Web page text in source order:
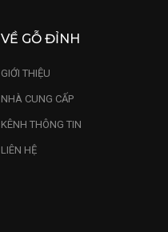
VỀ GỖ ĐỈNH
GIỚI THIỆU
NHÀ CUNG CẤP
KÊNH THÔNG TIN
LIÊN HỆ